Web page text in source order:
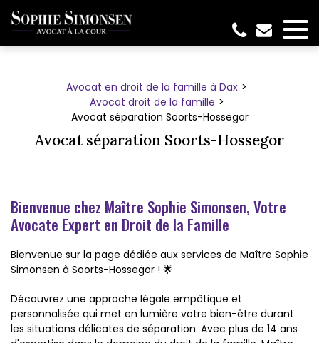
Avocat en droit de la famille à Dax
Avocat droit de la famille
Avocat séparation Soorts-Hossegor
Avocat séparation Soorts-Hossegor
Bienvenue chez Maître Sophie Simonsen, Votre
Avocate Expert en Droit de la Famille
Bienvenue sur la page dédiée aux services de Maître Sophie
Simonsen à Soorts-Hossegor ! 🌟
Découvrez une approche légale empâtique et
personnalisée qui met en lumière votre bien-être durant
les situations délicates de séparation. Avec plus de 14 ans
Panneau de gestion des cookies